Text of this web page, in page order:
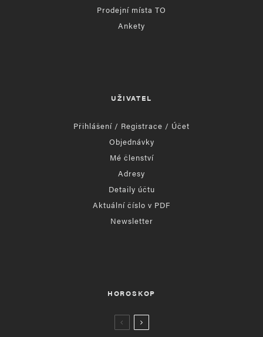
Prodejní místa TO
Ankety
UŽIVATEL
Přihlášení / Registrace / Účet
Objednávky
Mé členství
Adresy
Detaily účtu
Aktuální číslo v PDF
Newsletter
HOROSKOP